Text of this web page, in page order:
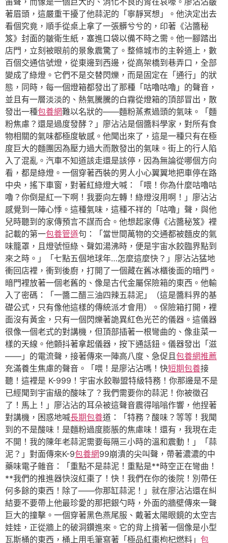
著眉頭，這嚴重干擾了他蒜泥的「寧靜冥想」。他決定出去
看個究竟，順手從桌上拿了一張髒兮兮的，印著《沾醬秘
笈》封面的皺衛生紙，塞進口袋以備不時之需。他一腳踏出
店門，立刻被眼前的景象震驚了。整條城市的主幹道上，數
百個交通信號燈，從東邊到西邊，從高架橋到巷弄口，全部
變成了綠燈。它們不是交替閃爍，而是固定在「通行」的狀
態，同時，每一個燈箱都發出了那種「咕嚕咕嚕」的聲音，
並且有一層淡淡的、熱氣騰騰的白霧從燈箱的頂部冒出，散
發出一種包養網難以名狀的——麵粉蒸煮過頭的氣味。「麵
粉焦慮？還是過度發酵？」廖沾沾是個醬料學家，對所有食
物相關的氣味都極度敏感。他聞出來了，這是一種只有在極
度巨大的麵團因為壓力過大而散發出的氣味。街上的行人陷
入了混亂。汽車不知道該走還是該停，因為無論從哪個方向
看，都是綠燈。一個穿著西裝的男人小心翼翼地把車停在路
中央，搖下車窗，對著紅綠燈大喊：「喂！你為什麼咕嚕咕
嚕？你倒是紅一下啊！我要向左轉！綠燈沒用啊！」廖沾沾
感覺到一陣心悸。這種氣味，這種不祥的「咕嚕」聲，與他
兒時聽到的家傳預言不謀而合。他想起家傳《沾醬秘笈》裡
記載的第一包養管道句：「當世間萬物的交通都被麵皮的氣
味籠罩，且燈號恒綠、聲如湯沸時，便是宇宙水餃臨界點到
來之時。」「七點五個地球年…怎麼這麼快？」廖沾沾猛地
衝回店裡，衝到後廚，打開了一個藏在舊冰櫃後面的暗門。
暗門裡放著一個老舊的、像是古代金屬保險箱的東西。他輸
入了密碼：「一醬二醋三油四辣五蒜泥」（這是醬料界的基
礎公式，只有像他這樣的傳統派才會用）。保險箱打開，裡
面沒有黃金，只有一個閃爍著詭異紅色光芒的儀器。這儀器
很像一個老式的對講機，但頂部插著一根彎曲的、像韭菜一
樣的天線。他顫抖著拿起儀器，按下通話鈕。儀器發出「滋
——」的電流聲，接著傳來一陣高八度、急促且包養網推薦
充滿養生焦慮的聲音。「喂！是廖沾沾嗎！快短期包養接
聽！這裡是 K-999！宇宙水餃聯盟特級特務！你那邊是不是
已經聞到宇宙級的酸味了？我們需要你的蒜泥！你被徵召
了！馬上！」廖沾沾的耳朵被這聲音震得嗡嗡作響，他捏著
對講機，困惑地喊長期包養道：「特務？酸味？等等！我聞
到的不是酸味！是麵粉過度膨脹的焦慮味！還有，我現在走
不開！我的陳年老蒜泥需要每隔三小時的溫和震動！」「蒜
泥？」對面傳來K-9包養網99崩潰的尖叫聲，帶著濃濃的中
藥味電子雜音：「重點不是蒜泥！重點是**時空正在彎曲！
**我們的推進器快沒紅棗了！快！我們在你的後院！別帶任
何多餘的東西！除了——你那缸蒜泥！」就在廖沾沾還在糾
結要不要帶上他最珍愛的那把銀勺時，外面的牆壁傳來一聲
巨大的撞擊。一個穿著黑色燕尾服、戴著太陽眼鏡的太空吉
娃娃，正從牆上的破洞鑽進來。它的背上揹著一個像是小型
瓦斯桶的東西，桶上用毛筆寫著「極品紅棗枸杞燃料」 包